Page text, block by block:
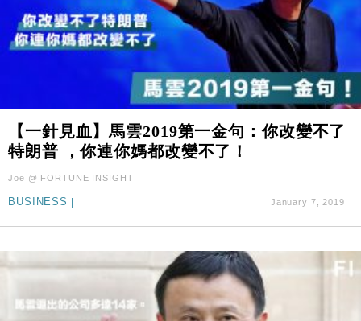
【一針見血】馬雲2019第一金句：你改變不了
特朗普 ，你連你媽都改變不了！
Joe @ FORTUNE INSIGHT
BUSINESS January 7, 2019